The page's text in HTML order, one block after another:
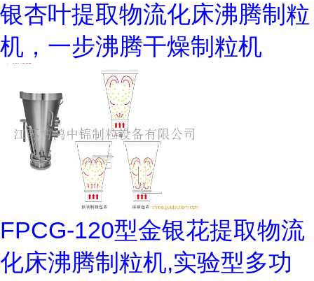
银杏叶提取物流化床沸腾制粒
机，一步沸腾干燥制粒机
FPCG-120型金银花提取物流
化床沸腾制粒机,实验型多功